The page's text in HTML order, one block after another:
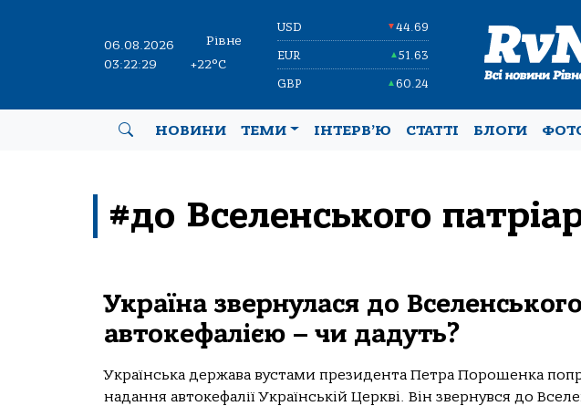
06.08.2026
03:22:29
Рівне
+22°C
USD ▼44.69
EUR ▲51.63
GBP ▲60.24
НОВИНИ ТЕМИ ІНТЕРВ’Ю СТАТТІ БЛОГИ
#до Вселенського
Україна звернулася до
автокефалією – чи дадуть?
Українська держава вустами президента Петра Порошенка
надання автокефалії Українській Церкві. Він звернувся до